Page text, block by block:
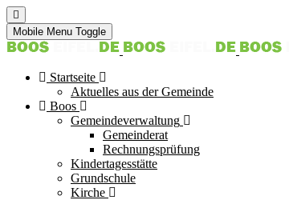
Mobile Menu Toggle
Startseite
Aktuelles aus der Gemeinde
Boos
Gemeindeverwaltung
Gemeinderat
Rechnungsprüfung
Kindertagesstätte
Grundschule
Kirche